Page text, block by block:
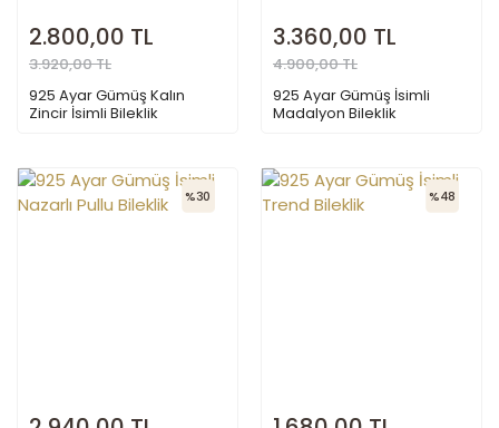
2.800,00 TL
3.920,00 TL
925 Ayar Gümüş Kalın
Zincir İsimli Bileklik
3.360,00 TL
4.900,00 TL
925 Ayar Gümüş İsimli
Madalyon Bileklik
%30 %48